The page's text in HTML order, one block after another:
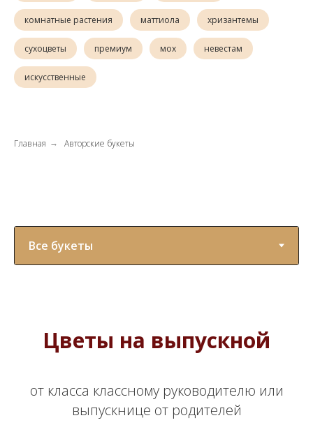
комнатные растения маттиола хризантемы
сухоцветы премиум мох невестам
искусственные
Главная → Авторские букеты
Цветы на выпускной
от класса классному руководителю или
выпускнице от родителей